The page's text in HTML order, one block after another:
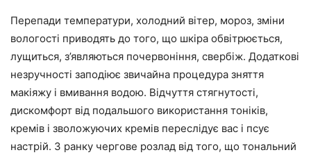
Перепади температури, холодний вітер, мороз, зміни
вологості приводять до того, що шкіра обвітрюється,
лущиться, з’являються почервоніння, свербіж. Додаткові
незручності заподіює звичайна процедура зняття
макіяжу і вмивання водою. Відчуття стягнутості,
дискомфорт від подальшого використання тоніків,
кремів і зволожуючих кремів переслідує вас і псує
настрій. З ранку чергове розлад від того, що тональний